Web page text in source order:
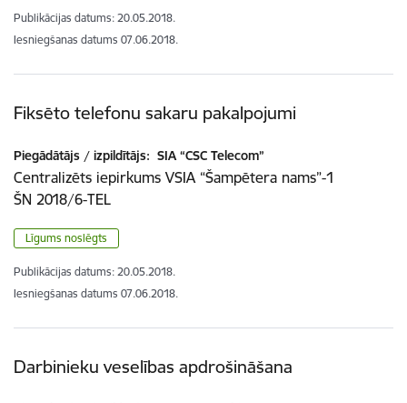
Publikācijas datums: 20.05.2018.
Iesniegšanas datums 07.06.2018.
Fiksēto telefonu sakaru pakalpojumi
Piegādātājs / izpildītājs: SIA “CSC Telecom”
Centralizēts iepirkums VSIA “Šampētera nams”-1
ŠN 2018/6-TEL
Līgums noslēgts
Publikācijas datums: 20.05.2018.
Iesniegšanas datums 07.06.2018.
Darbinieku veselības apdrošināšana